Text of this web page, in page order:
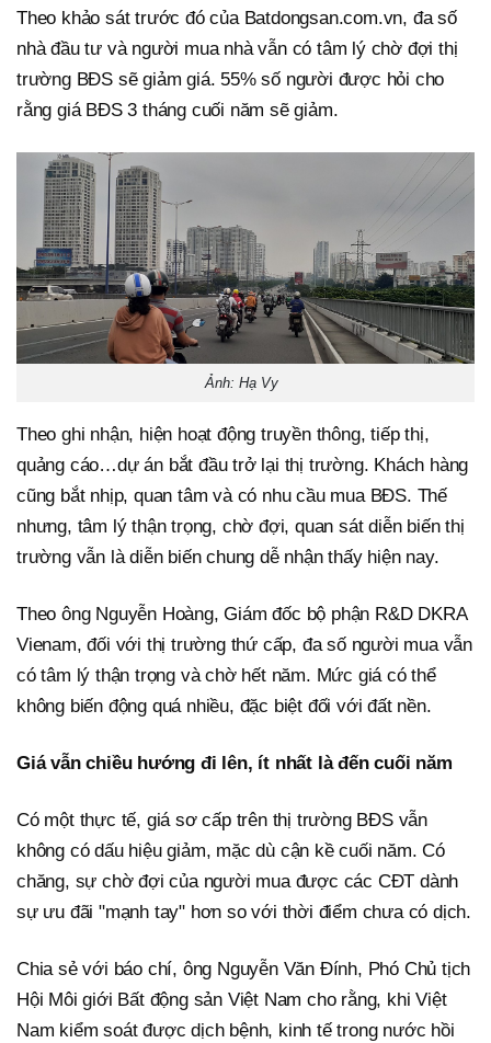
Theo khảo sát trước đó của Batdongsan.com.vn, đa số
nhà đầu tư và người mua nhà vẫn có tâm lý chờ đợi thị
trường BĐS sẽ giảm giá. 55% số người được hỏi cho
rằng giá BĐS 3 tháng cuối năm sẽ giảm.
Ảnh: Hạ Vy
Theo ghi nhận, hiện hoạt động truyền thông, tiếp thị,
quảng cáo…dự án bắt đầu trở lại thị trường. Khách hàng
cũng bắt nhịp, quan tâm và có nhu cầu mua BĐS. Thế
nhưng, tâm lý thận trọng, chờ đợi, quan sát diễn biến thị
trường vẫn là diễn biến chung dễ nhận thấy hiện nay.
Theo ông Nguyễn Hoàng, Giám đốc bộ phận R&D DKRA
Vienam, đối với thị trường thứ cấp, đa số người mua vẫn
có tâm lý thận trọng và chờ hết năm. Mức giá có thể
không biến động quá nhiều, đặc biệt đối với đất nền.
Giá vẫn chiều hướng đi lên, ít nhất là đến cuối năm
Có một thực tế, giá sơ cấp trên thị trường BĐS vẫn
không có dấu hiệu giảm, mặc dù cận kề cuối năm. Có
chăng, sự chờ đợi của người mua được các CĐT dành
sự ưu đãi "mạnh tay" hơn so với thời điểm chưa có dịch.
Chia sẻ với báo chí, ông Nguyễn Văn Đính, Phó Chủ tịch
Hội Môi giới Bất động sản Việt Nam cho rằng, khi Việt
Nam kiểm soát được dịch bệnh, kinh tế trong nước hồi